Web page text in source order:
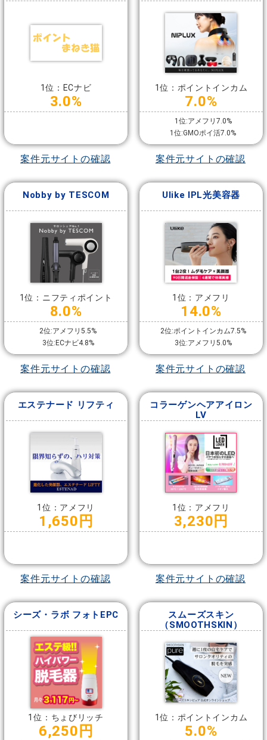
1位：ECナビ
3.0%
案件元サイトの確認
1位：ポイントインカム
7.0%
1位:アメフリ7.0%
1位:GMOポイ活7.0%
案件元サイトの確認
Nobby by TESCOM
1位：ニフティポイント
8.0%
2位:アメフリ5.5%
3位:ECナビ4.8%
案件元サイトの確認
Ulike IPL光美容器
1位：アメフリ
14.0%
2位:ポイントインカム7.5%
3位:アメフリ5.0%
案件元サイトの確認
エステナード リフティ
1位：アメフリ
1,650円
案件元サイトの確認
コラーゲンヘアアイロン
LV
1位：アメフリ
3,230円
案件元サイトの確認
シーズ・ラボ フォトEPC
1位：ちょびリッチ
6,250円
スムーズスキン
（SMOOTHSKIN）
1位：ポイントインカム
5.0%